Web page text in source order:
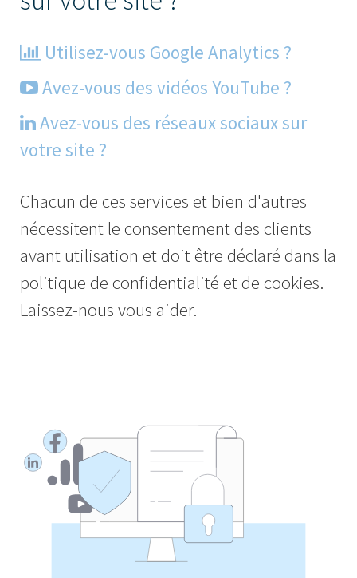
Utilisez-vous Google Analytics ?
Avez-vous des vidéos YouTube ?
Avez-vous des réseaux sociaux sur
votre site ?
Chacun de ces services et bien d'autres
nécessitent le consentement des clients
avant utilisation et doit être déclaré dans la
politique de confidentialité et de cookies.
Laissez-nous vous aider.